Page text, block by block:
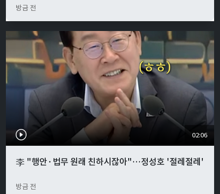
방금 전
02:06
李 "행안·법무 원래 친하시잖아"…정성호 '절레절레'
방금 전